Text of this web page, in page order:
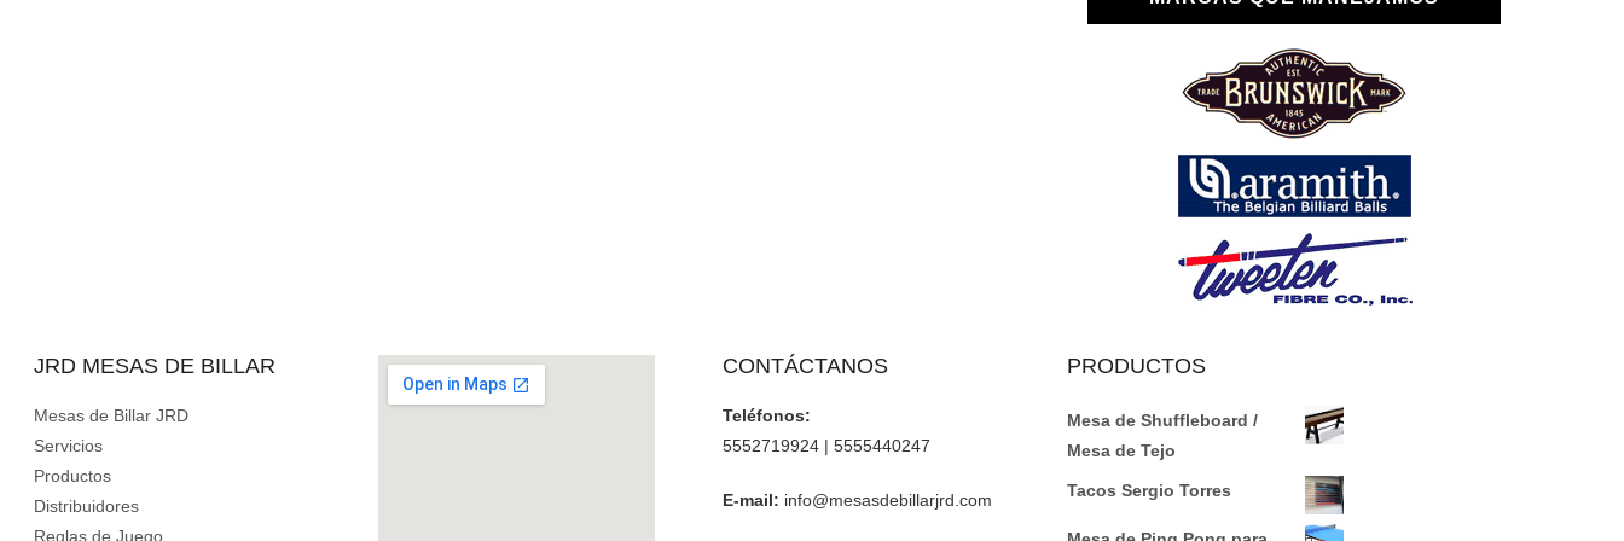
JRD MESAS DE BILLAR
Mesas de Billar JRD
Servicios
Productos
Distribuidores
Reglas de Juego
CONTÁCTANOS
Teléfonos:
5552719924 | 5555440247
E-mail: info@mesasdebillarjrd.com
PRODUCTOS
Mesa de Shuffleboard /
Mesa de Tejo
Tacos Sergio Torres